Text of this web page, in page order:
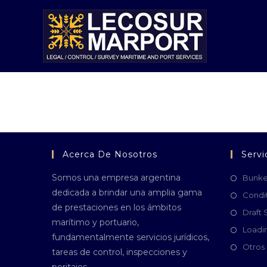
Acerca De Nosotros
Somos una empresa argentina
dedicada a brindar una amplia gama
de prestaciones en los ámbitos
marítimo y portuario,
fundamentalmente servicios jurídicos,
tareas de control, inspecciones y
Draft
Otros